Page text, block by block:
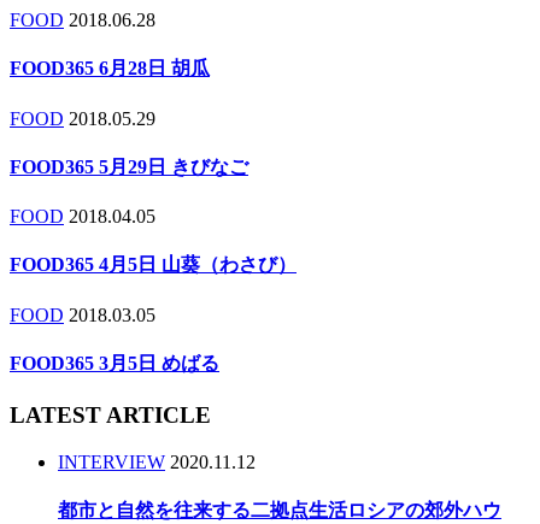
FOOD 2018.06.28
FOOD365 6月28日 胡瓜
FOOD 2018.05.29
FOOD365 5月29日 きびなご
FOOD 2018.04.05
FOOD365 4月5日 山葵（わさび）
FOOD 2018.03.05
FOOD365 3月5日 めばる
LATEST ARTICLE
INTERVIEW 2020.11.12
都市と自然を往来する二拠点生活ロシアの郊外ハウ